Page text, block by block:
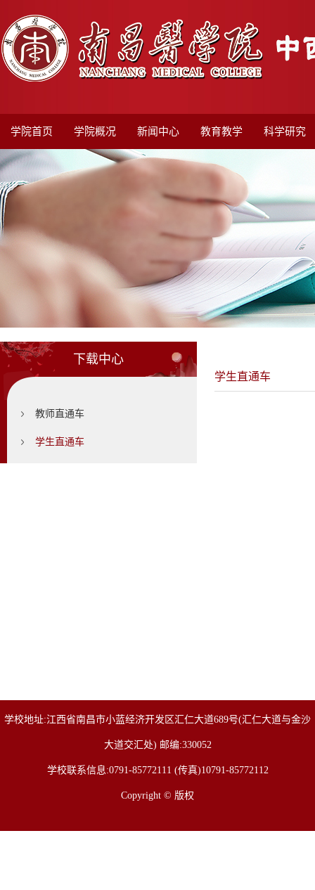
学院首页 学院概况 新闻中心 教育教学 科学研究
下载中心
教师直通车
学生直通车
学生直通车
学校地址:江西省南昌市小蓝经济开发区汇仁大道689号(汇仁大道与金沙
大道交汇处) 邮编:330052
学校联系信息:0791-85772111 (传真)10791-85772112
Copyright © 版权